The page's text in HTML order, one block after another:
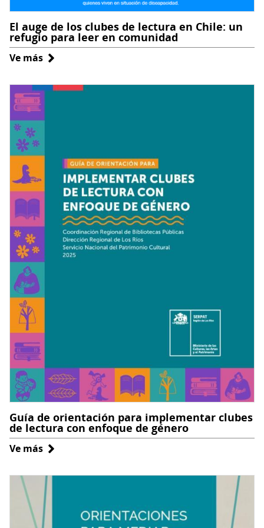
El auge de los clubes de lectura en Chile: un
refugio para leer en comunidad
Ve más sobre
auge
los
lectura
Chile:
refugio
para
en
Guía de orientación para implementar clubes
de lectura con enfoque de género
Ve más sobre
de
orientación
para
implementar